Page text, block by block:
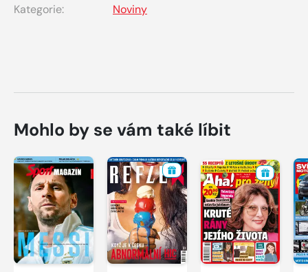
Kategorie:
Noviny
Mohlo by se vám také líbit